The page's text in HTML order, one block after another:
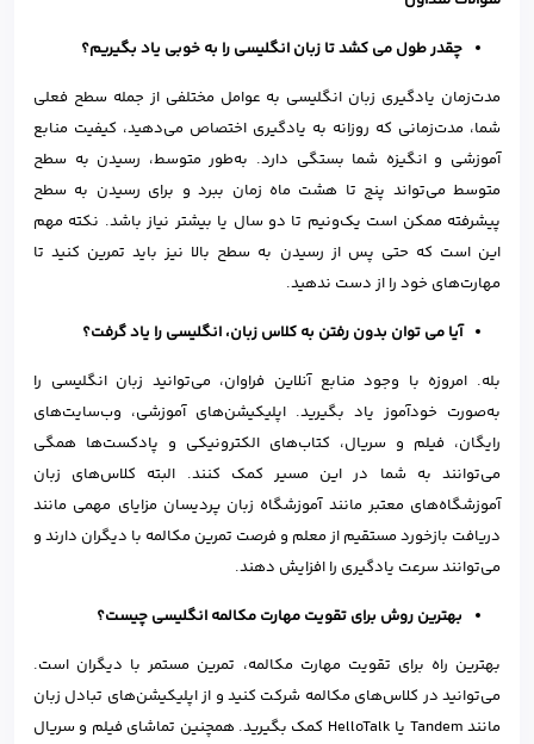
چقدر طول می کشد تا زبان انگلیسی را به خوبی یاد بگیریم؟
مدت‌زمان یادگیری زبان انگلیسی به عوامل مختلفی از جمله سطح فعلی
شما، مدت‌زمانی که روزانه به یادگیری اختصاص می‌دهید، کیفیت منابع
آموزشی و انگیزه شما بستگی دارد. به‌طور متوسط، رسیدن به سطح
متوسط می‌تواند پنج تا هشت ماه زمان ببرد و برای رسیدن به سطح
پیشرفته ممکن است یک‌ونیم تا دو سال یا بیشتر نیاز باشد. نکته مهم
این است که حتی پس از رسیدن به سطح بالا نیز باید تمرین کنید تا
مهارت‌های خود را از دست ندهید.
آیا می توان بدون رفتن به کلاس زبان، انگلیسی را یاد گرفت؟
بله. امروزه با وجود منابع آنلاین فراوان، می‌توانید زبان انگلیسی را
به‌صورت خودآموز یاد بگیرید. اپلیکیشن‌های آموزشی، وب‌سایت‌های
رایگان، فیلم و سریال، کتاب‌های الکترونیکی و پادکست‌ها همگی
می‌توانند به شما در این مسیر کمک کنند. البته کلاس‌های زبان
آموزشگاه‌های معتبر مانند آموزشگاه زبان پردیسان مزایای مهمی مانند
دریافت بازخورد مستقیم از معلم و فرصت تمرین مکالمه با دیگران دارند و
می‌توانند سرعت یادگیری را افزایش دهند.
بهترین روش برای تقویت مهارت مکالمه انگلیسی چیست؟
بهترین راه برای تقویت مهارت مکالمه، تمرین مستمر با دیگران است.
می‌توانید در کلاس‌های مکالمه شرکت کنید و از اپلیکیشن‌های تبادل زبان
مانند Tandem یا HelloTalk کمک بگیرید. همچنین تماشای فیلم و سریال